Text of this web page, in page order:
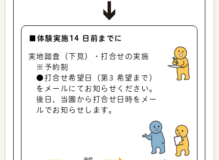
■体験実施14 日前までに
実地踏査（下見）・打合せの実施
※予約制
●打合せ希望日（第3 希望まで）
をメールにてお知らせください。
後日、当園から打合せ日時をメー
ルでお知らせします。